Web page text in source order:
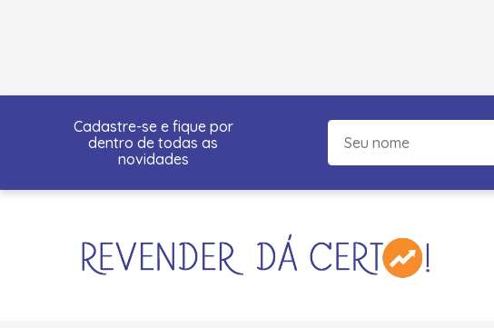
Cadastre-se e fique por
dentro de todas as
novidades